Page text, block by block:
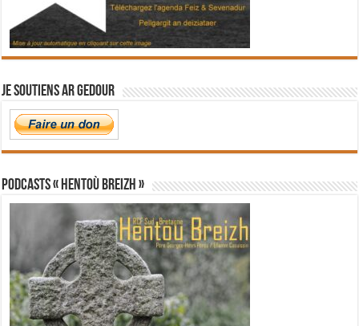
Je soutiens Ar Gedour
PODCASTS « Hentoù Breizh »